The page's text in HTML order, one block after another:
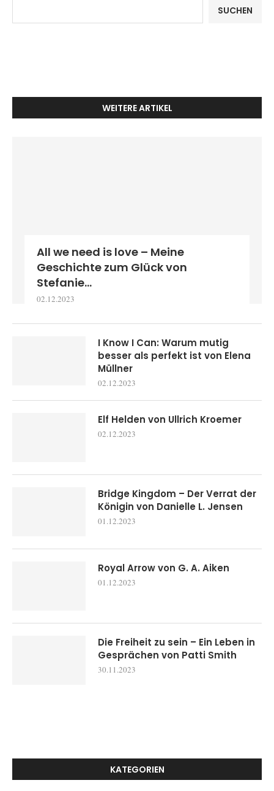
SUCHEN
WEITERE ARTIKEL
All we need is love – Meine
Geschichte zum Glück von
Stefanie...
02.12.2023
I Know I Can: Warum mutig
besser als perfekt ist von Elena
Müllner
02.12.2023
Elf Helden von Ullrich Kroemer
02.12.2023
Bridge Kingdom – Der Verrat der
Königin von Danielle L. Jensen
01.12.2023
Royal Arrow von G. A. Aiken
01.12.2023
Die Freiheit zu sein – Ein Leben in
Gesprächen von Patti Smith
30.11.2023
KATEGORIEN